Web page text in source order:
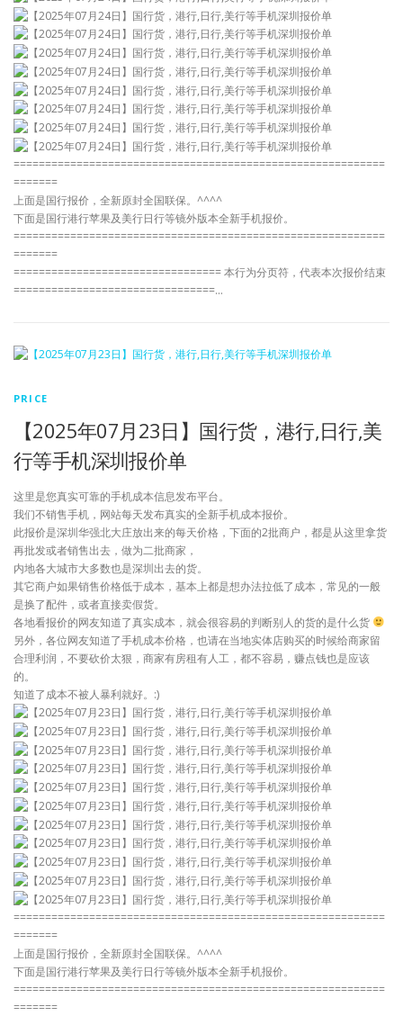
===========================================================
=======
上面是国行报价，全新原封全国联保。^^^^
下面是国行港行苹果及美行日行等镜外版本全新手机报价。
===========================================================
=======
================================= 本行为分页符，代表本次报价结束
================================…
PRICE
【2025年07月23日】国行货，港行,日行,美
行等手机深圳报价单
这里是您真实可靠的手机成本信息发布平台。
我们不销售手机，网站每天发布真实的全新手机成本报价。
此报价是深圳华强北大庄放出来的每天价格，下面的2批商户，都是从这里拿货
再批发或者销售出去，做为二批商家，
内地各大城市大多数也是深圳出去的货。
其它商户如果销售价格低于成本，基本上都是想办法拉低了成本，常见的一般
是换了配件，或者直接卖假货。
各地看报价的网友知道了真实成本，就会很容易的判断别人的货的是什么货
另外，各位网友知道了手机成本价格，也请在当地实体店购买的时候给商家留
合理利润，不要砍价太狠，商家有房租有人工，都不容易，赚点钱也是应该
的。
知道了成本不被人暴利就好。:)
===========================================================
=======
上面是国行报价，全新原封全国联保。^^^^
下面是国行港行苹果及美行日行等镜外版本全新手机报价。
===========================================================
=======